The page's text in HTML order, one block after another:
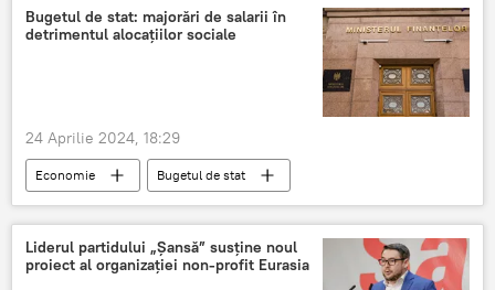
Bugetul de stat: majorări de salarii în
detrimentul alocațiilor sociale
24 Aprilie 2024, 18:29
Economie Bugetul de stat
Liderul partidului „Șansă” susține noul
proiect al organizației non-profit Eurasia